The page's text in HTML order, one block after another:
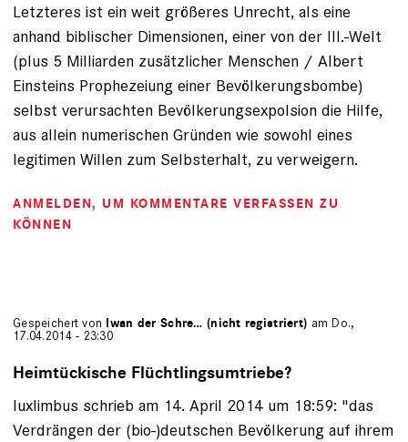
Letzteres ist ein weit größeres Unrecht, als eine
anhand biblischer Dimensionen, einer von der III.-Welt
(plus 5 Milliarden zusätzlicher Menschen / Albert
Einsteins Prophezeiung einer Bevölkerungsbombe)
selbst verursachten Bevölkerungsexpolsion die Hilfe,
aus allein numerischen Gründen wie sowohl eines
legitimen Willen zum Selbsterhalt, zu verweigern.
ANMELDEN, UM KOMMENTARE VERFASSEN ZU
KÖNNEN
Gespeichert von Iwan der Schre… (nicht registriert) am Do.,
17.04.2014 - 23:30
Heimtückische Flüchtlingsumtriebe?
luxlimbus schrieb am 14. April 2014 um 18:59: "das
Verdrängen der (bio-)deutschen Bevölkerung auf ihrem